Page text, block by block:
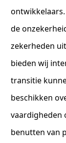
de
zekerheden
bieden wij
transitie
beschikken
vaardigheden
benutten van